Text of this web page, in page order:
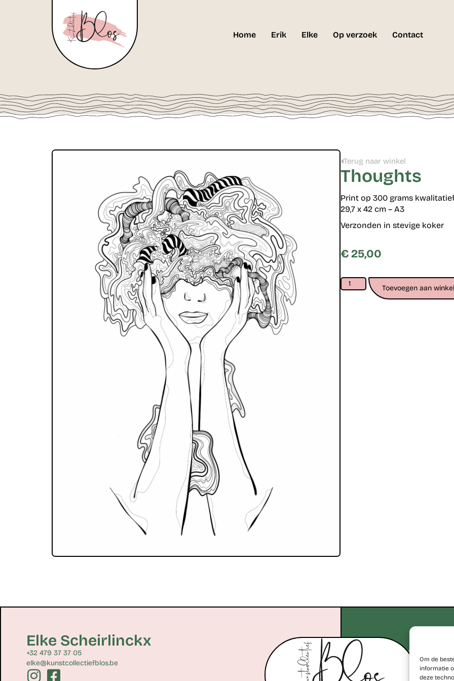
Om de
informatie
deze
Home Erik Elke Op verzoek Contact
Terug naar winkel
Thoughts
Print op 300 grams
29,7 x 42 cm – A3
Verzonden in stevige koker
€ 25,00
Toevoegen aan
Elke Scheirlinckx
+32 479 37 37 05
elke@kunstcollectiefblos.be
+32 477 77 28 06